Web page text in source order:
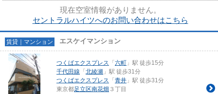
現在空室情報がありません。
セントラルハイツへのお問い合わせはこちら
賃貸｜マンション エスケイマンション
つくばエクスプレス 「 六町 」駅 徒歩15分
千代田線 「 北綾瀬 」駅 徒歩31分
つくばエクスプレス 「 青井 」駅 徒歩31分
東京都足立区南花畑 ３丁目